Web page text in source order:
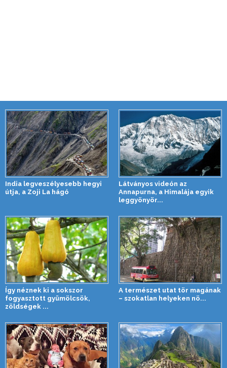
India legveszélyesebb hegyi
útja, a Zoji La hágó
Látványos videón az
Annapurna, a Himalája egyik
leggyönyör...
Így néznek ki a sokszor
fogyasztott gyümölcsök,
zöldségek ...
A természet utat tör magának
– szokatlan helyeken nö...